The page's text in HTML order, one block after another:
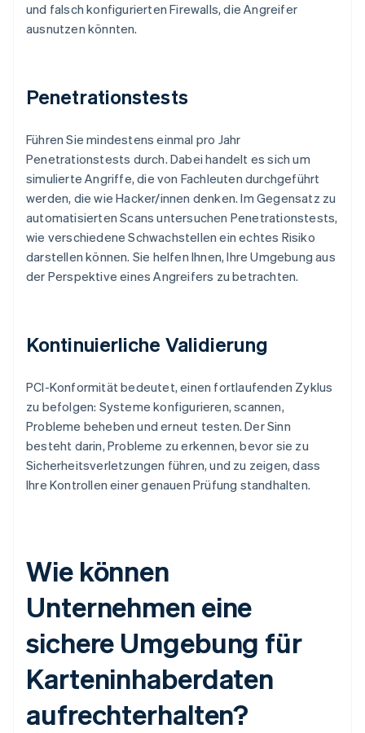
und falsch konfigurierten Firewalls, die Angreifer
ausnutzen könnten.
Penetrationstests
Führen Sie mindestens einmal pro Jahr
Penetrationstests durch. Dabei handelt es sich um
simulierte Angriffe, die von Fachleuten durchgeführt
werden, die wie Hacker/innen denken. Im Gegensatz zu
automatisierten Scans untersuchen Penetrationstests,
wie verschiedene Schwachstellen ein echtes Risiko
darstellen können. Sie helfen Ihnen, Ihre Umgebung aus
der Perspektive eines Angreifers zu betrachten.
Kontinuierliche Validierung
PCI-Konformität bedeutet, einen fortlaufenden Zyklus
zu befolgen: Systeme konfigurieren, scannen,
Probleme beheben und erneut testen. Der Sinn
besteht darin, Probleme zu erkennen, bevor sie zu
Sicherheitsverletzungen führen, und zu zeigen, dass
Ihre Kontrollen einer genauen Prüfung standhalten.
Wie können
Unternehmen eine
sichere Umgebung für
Karteninhaberdaten
aufrechterhalten?